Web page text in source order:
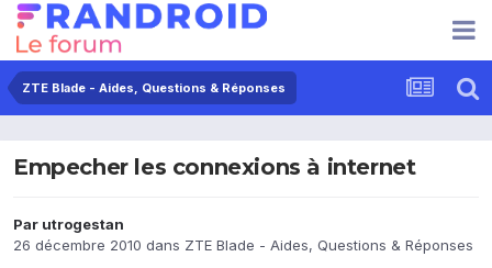
ZTE Blade - Aides, Questions & Réponses
Empecher les connexions à internet
Par utrogestan
26 décembre 2010 dans ZTE Blade - Aides, Questions & Réponses